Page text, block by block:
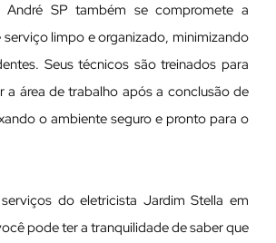
André SP também se compromete a
limpo e organizado, minimizando
Seus técnicos são treinados para
a área de trabalho após a conclusão de
o ambiente seguro e pronto para o
do eletricista Jardim Stella em
pode ter a tranquilidade de saber que